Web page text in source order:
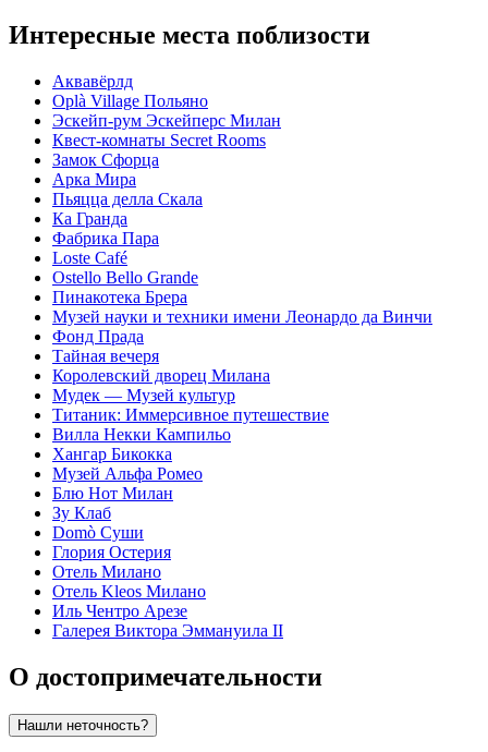
Интересные места поблизости
Аквавёрлд
Oplà Village Польяно
Эскейп-рум Эскейперс Милан
Квест-комнаты Secret Rooms
Замок Сфорца
Арка Мира
Пьяцца делла Скала
Ка Гранда
Фабрика Пара
Loste Café
Ostello Bello Grande
Пинакотека Брера
Музей науки и техники имени Леонардо да Винчи
Фонд Прада
Тайная вечеря
Королевский дворец Милана
Мудек — Музей культур
Титаник: Иммерсивное путешествие
Вилла Некки Кампильо
Хангар Бикокка
Музей Альфа Ромео
Блю Нот Милан
Зу Клаб
Domò Суши
Глория Остерия
Отель Милано
Отель Kleos Милано
Иль Чентро Арезе
Галерея Виктора Эммануила II
О достопримечательности
Нашли неточность?